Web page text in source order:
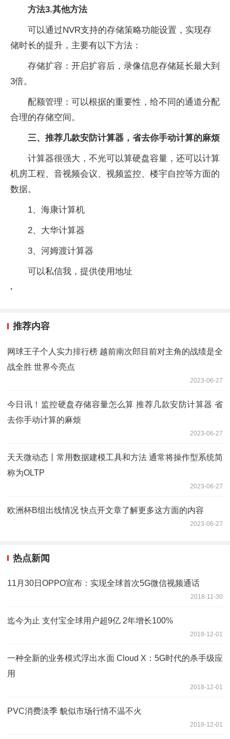
方法3.其他方法
可以通过NVR支持的存储策略功能设置，实现存
储时长的提升，主要有以下方法：
存储扩容：开启扩容后，录像信息存储延长最大到
3倍。
配额管理：可以根据的重要性，给不同的通道分配
合理的存储空间。
三、推荐几款安防计算器，省去你手动计算的麻烦
计算器很强大，不光可以算硬盘容量，还可以计算
机房工程、音视频会议、视频监控、楼宇自控等方面的
数据。
1、海康计算机
2、大华计算器
3、河姆渡计算器
可以私信我，提供使用地址
,
推荐内容
网球王子个人实力排行榜 越前南次郎目前对主角的战绩是全
战全胜 世界今亮点
2023-06-27
今日讯！监控硬盘存储容量怎么算 推荐几款安防计算器 省
去你手动计算的麻烦
2023-06-27
天天微动态丨常用数据建模工具和方法 通常将操作型系统简
称为OLTP
2023-06-27
欧洲杯B组出线情况 快点开文章了解更多这方面的内容
2023-06-27
热点新闻
11月30日OPPO宣布：实现全球首次5G微信视频通话
2018-11-30
迄今为止 支付宝全球用户超9亿 2年增长100%
2018-12-01
一种全新的业务模式浮出水面 Cloud X：5G时代的杀手级应
用
2018-12-01
PVC消费淡季 貌似市场行情不温不火
2018-12-01